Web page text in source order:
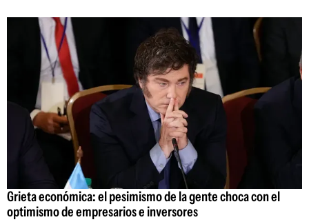
Grieta económica: el pesimismo de la gente choca con el
optimismo de empresarios e inversores